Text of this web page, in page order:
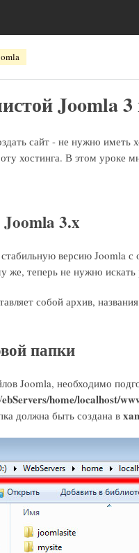
Joomla
сайт - не нужно иметь
хостинга. В этом уроке
3.x
версию Joomla с
же, теперь не нужно
собой архив, названия
папки
Joomla, необходимо
home/localhost/
должна быть создана в